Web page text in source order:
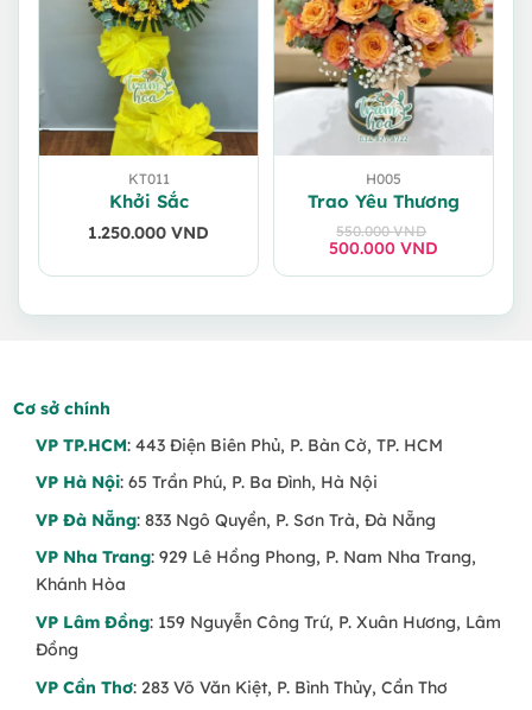
KT011
Khởi Sắc
1.250.000 VND
H005
Trao Yêu Thương
550.000VND
Giá
500.000 VND
Giá
Cơ sở chính
VP TP.HCM: 443 Điện Biên Phủ, P. Bàn Cờ, TP. HCM
VP Hà Nội: 65 Trần Phú, P. Ba Đình, Hà Nội
VP Đà Nẵng: 833 Ngô Quyền, P. Sơn Trà, Đà Nẵng
VP Nha Trang: 929 Lê Hồng Phong, P. Nam Nha Trang,
Khánh Hòa
VP Lâm Đồng: 159 Nguyễn Công Trứ, P. Xuân Hương, Lâm
Đồng
VP Cần Thơ: 283 Võ Văn Kiệt, P. Bình Thủy, Cần Thơ